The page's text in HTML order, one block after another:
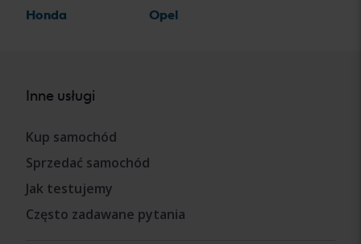
Honda
Opel
Inne usługi
Kup samochód
Sprzedać samochód
Jak testujemy
Często zadawane pytania